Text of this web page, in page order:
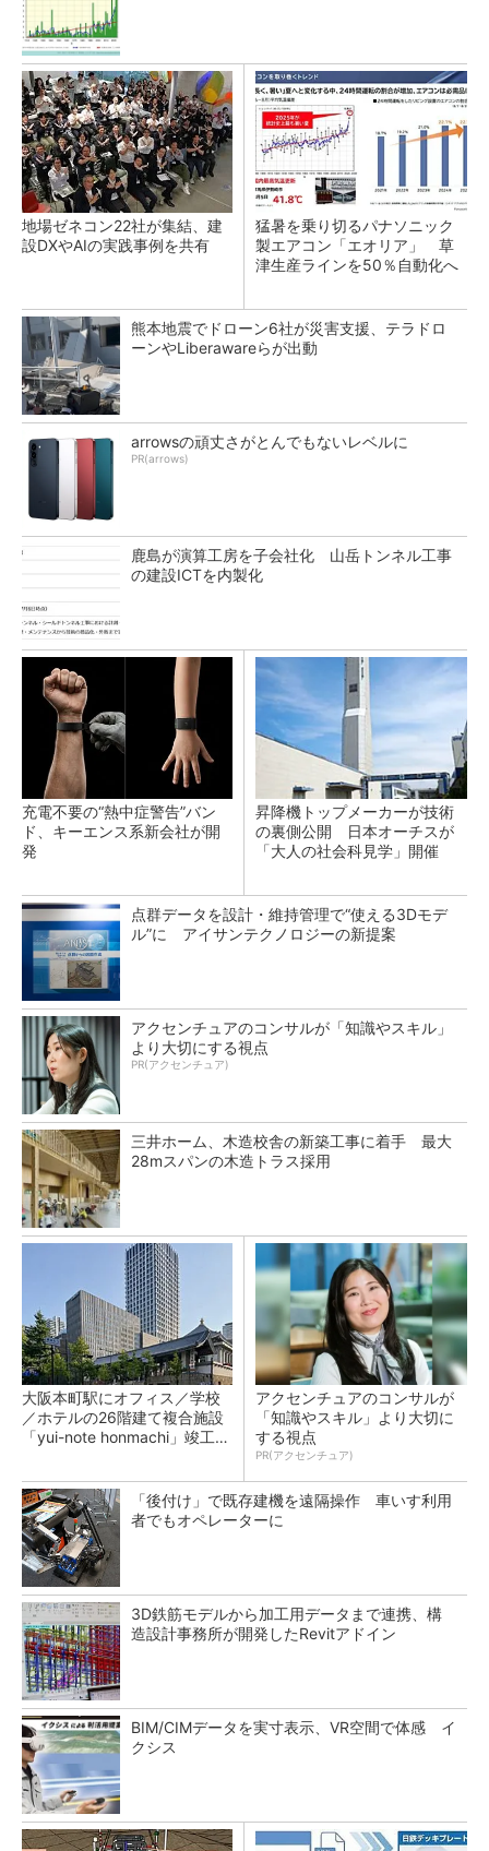
地場ゼネコン22社が集結、建
設DXやAIの実践事例を共有
猛暑を乗り切るパナソニック
製エアコン「エオリア」 草
津生産ラインを50％自動化へ
熊本地震でドローン6社が災害支援、テラドロ
ーンやLiberawareらが出動
arrowsの頑丈さがとんでもないレベルに
PR(arrows)
鹿島が演算工房を子会社化 山岳トンネル工事
の建設ICTを内製化
充電不要の“熱中症警告”バン
ド、キーエンス系新会社が開
発
昇降機トップメーカーが技術
の裏側公開 日本オーチスが
「大人の社会科見学」開催
点群データを設計・維持管理で“使える3Dモデ
ル”に アイサンテクノロジーの新提案
アクセンチュアのコンサルが「知識やスキル」
より大切にする視点
PR(アクセンチュア)
三井ホーム、木造校舎の新築工事に着手 最大
28mスパンの木造トラス採用
大阪本町駅にオフィス／学校
／ホテルの26階建て複合施設
「yui-note honmachi」竣工、
アクセンチュアのコンサルが
「知識やスキル」より大切に
する視点
PR(アクセンチュア)
「後付け」で既存建機を遠隔操作 車いす利用
者でもオペレーターに
3D鉄筋モデルから加工用データまで連携、構
造設計事務所が開発したRevitアドイン
BIM/CIMデータを実寸表示、VR空間で体感 イ
クシス